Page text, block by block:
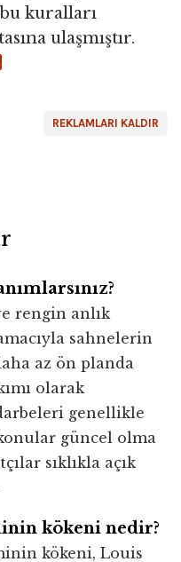
kuralları
ulaşmıştır.
REKLAMLARI KALDIR
rengin anlık
sahnelerin
az ön planda
olarak
genellikle
güncel olma
sıklıkla açık
kökeni nedir?
kökeni, Louis